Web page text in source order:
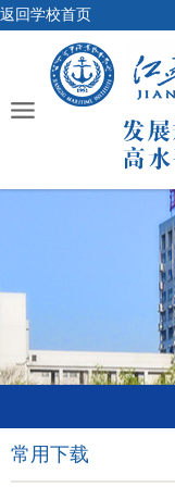
返回学校首页
常用下载